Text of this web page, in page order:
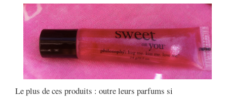
Le plus de ces produits : outre leurs parfums si